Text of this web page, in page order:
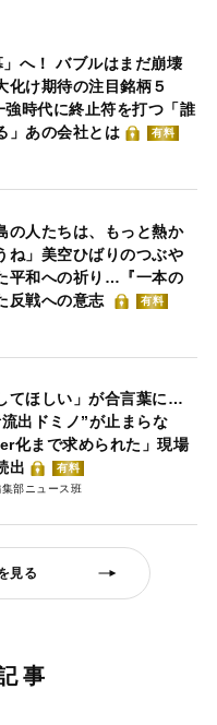
へ！ バブルはまだ崩壊
化け期待の注目銘柄５
時代に終止符を打つ「誰
」あの会社とは
有料
の人たちは、もっと熱か
ね」美空ひばりのつぶや
平和への祈り…『一本の
反戦への意志
有料
てほしい」が合言葉に…
出ドミノ”が止まらな
まで求められた」現場
出
有料
部ニュース班
見る
事